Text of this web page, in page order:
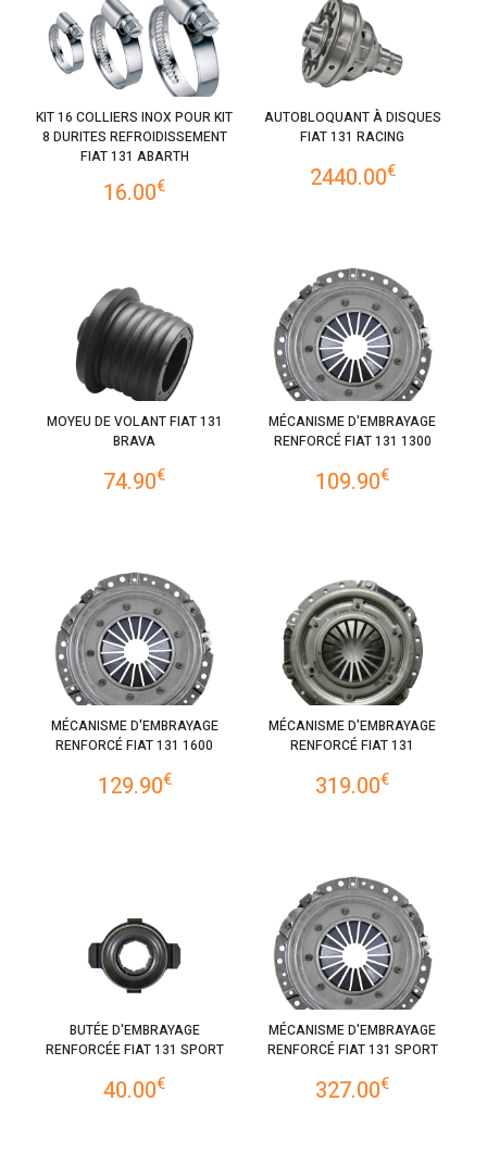
KIT 16 COLLIERS INOX POUR KIT
8 DURITES REFROIDISSEMENT
FIAT 131 ABARTH
16.00€
AUTOBLOQUANT À DISQUES
FIAT 131 RACING
2440.00€
MOYEU DE VOLANT FIAT 131
BRAVA
74.90€
MÉCANISME D'EMBRAYAGE
RENFORCÉ FIAT 131 1300
109.90€
MÉCANISME D'EMBRAYAGE
RENFORCÉ FIAT 131 1600
129.90€
MÉCANISME D'EMBRAYAGE
RENFORCÉ FIAT 131
319.00€
BUTÉE D'EMBRAYAGE
RENFORCÉE FIAT 131 SPORT
40.00€
MÉCANISME D'EMBRAYAGE
RENFORCÉ FIAT 131 SPORT
327.00€